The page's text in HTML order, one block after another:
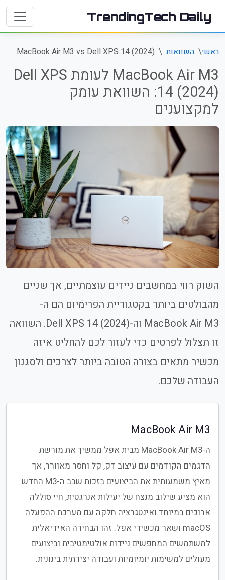
TrendingTech Daily
ראשי השוואות MacBook Air M3 vs Dell XPS 14 (2024)
MacBook Air M3 לעומת Dell XPS
14 (2024): השוואת עומק
למקצוענים
השוק רווי במחשבים ניידים עוצמתיים, אך שניים
מהבולטים ביותר בקטגוריית הפרימיום הם ה-
MacBook Air M3 וה-Dell XPS 14 (2024). השוואה
זו תצלול לפרטים כדי לעזור לכם להחליט איזה
מכשיר מתאים בצורה הטובה ביותר לצרכים ולסגנון
העבודה שלכם.
MacBook Air M3
ה-MacBook Air M3 מבית אפל ממשיך את מורשת
הדגמים הקודמים עם עיצוב דק, קל וחסר מאוורר, אך
מאיץ משמעותית את הביצועים בזכות שבב ה-M3 החדש.
הוא מציע שילוב מנצח של יעילות אנרגטית, חיי סוללה
ארוכים במיוחד ואינטגרציה חלקה עם מערכת ההפעלה
macOS ושאר מכשירי אפל. זהו הבחירה האידיאלית
למשתמשים המחפשים ניידות אולטימטיבית וביצועים
מעולים למשימות יומיומיות ועבודה יצירתית בינונית.